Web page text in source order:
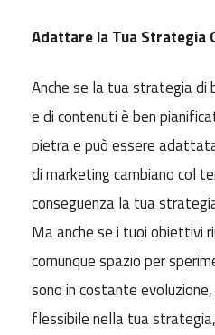
Adattare la Tua Strategia
Anche se la tua strategia di
e di contenuti è ben
pietra e può essere
di marketing cambiano col
conseguenza la tua
Ma anche se i tuoi obiettivi
comunque spazio per
sono in costante
flessibile nella tua